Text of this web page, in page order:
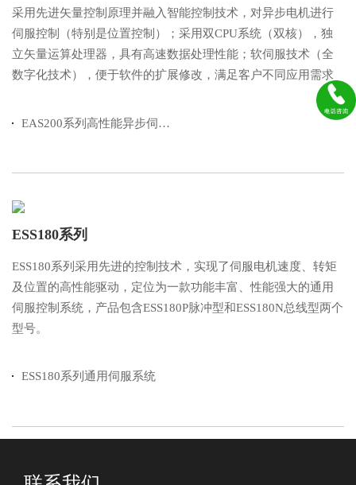
采用先进矢量控制原理并融入智能控制技术，对异步电机进行
伺服控制（特别是位置控制）；采用双CPU系统（双核），独
立矢量运算处理器，具有高速数据处理性能；软伺服技术（全
数字化技术），便于软件的扩展修改，满足客户不同应用需求
EAS200系列高性能异步伺服驱动器
ESS180系列
ESS180系列采用先进的控制技术，实现了伺服电机速度、转矩
及位置的高性能驱动，定位为一款功能丰富、性能强大的通用
伺服控制系统，产品包含ESS180P脉冲型和ESS180N总线型两个
型号。
ESS180系列通用伺服系统